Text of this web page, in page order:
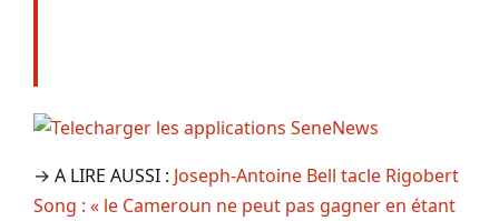
→ A LIRE AUSSI : Joseph-Antoine Bell tacle Rigobert
Song : « le Cameroun ne peut pas gagner en étant